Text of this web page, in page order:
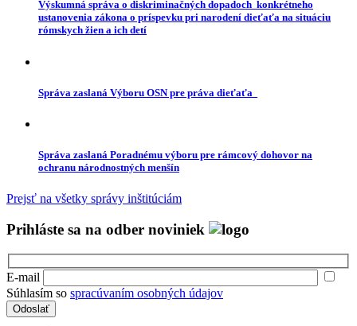
Výskumná správa o diskriminačných dopadoch konkrétneho
ustanovenia zákona o príspevku pri narodení dieťaťa na situáciu
rómskych žien a ich detí
Správa zaslaná Výboru OSN pre práva dieťaťa
Správa zaslaná Poradnému výboru pre rámcový dohovor na
ochranu národnostných menšín
Prejsť na všetky správy inštitúciám
Prihláste sa na odber noviniek
E-mail
Súhlasím so spracúvaním osobných údajov